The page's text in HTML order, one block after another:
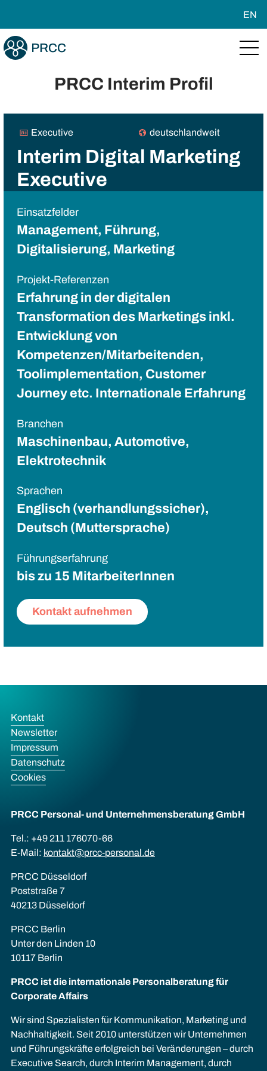
EN
PRCC Interim Profil
Executive deutschlandweit
Interim Digital Marketing
Executive
Einsatzfelder
Management, Führung,
Digitalisierung, Marketing
Projekt-Referenzen
Erfahrung in der digitalen
Transformation des Marketings inkl.
Entwicklung von
Kompetenzen/Mitarbeitenden,
Toolimplementation, Customer
Journey etc. Internationale Erfahrung
Branchen
Maschinenbau, Automotive,
Elektrotechnik
Sprachen
Englisch (verhandlungssicher),
Deutsch (Muttersprache)
Führungserfahrung
bis zu 15 MitarbeiterInnen
Kontakt aufnehmen
Kontakt
Newsletter
Impressum
Datenschutz
Cookies
PRCC Personal- und Unternehmens­beratung GmbH
Tel.: +49 211 176070-66
E-Mail: kontakt@prcc-personal.de
PRCC Düsseldorf
Poststraße 7
40213 Düsseldorf
PRCC Berlin
Unter den Linden 10
10117 Berlin
PRCC ist die internationale Personalberatung für
Corporate Affairs
Wir sind Spezialisten für Kommunikation, Marketing und
Nachhaltigkeit. Seit 2010 unterstützen wir Unternehmen
und Führungskräfte erfolgreich bei Veränderungen – durch
Executive Search, durch Interim Management, durch